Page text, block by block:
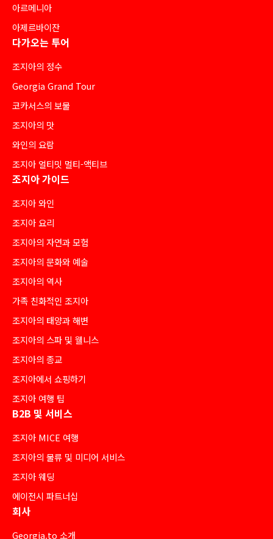
아르메니아
아제르바이잔
다가오는 투어
조지아의 정수
Georgia Grand Tour
코카서스의 보물
조지아의 맛
와인의 요람
조지아 얼티밋 멀티-액티브
조지아 가이드
조지아 와인
조지아 요리
조지아의 자연과 모험
조지아의 문화와 예술
조지아의 역사
가족 친화적인 조지아
조지아의 태양과 해변
조지아의 스파 및 웰니스
조지아의 종교
조지아에서 쇼핑하기
조지아 여행 팁
B2B 및 서비스
조지아 MICE 여행
조지아의 물류 및 미디어 서비스
조지아 웨딩
에이전시 파트너십
회사
Georgia.to 소개